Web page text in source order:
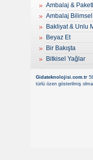
Ambalaj &
Ambalaj Bilimsel
Bakliyat & Unlu
Beyaz Et
Bir Bakışta
Bitkisel Yağlar
Gidateknolojisi.com.tr
türlü özen gösterilmiş